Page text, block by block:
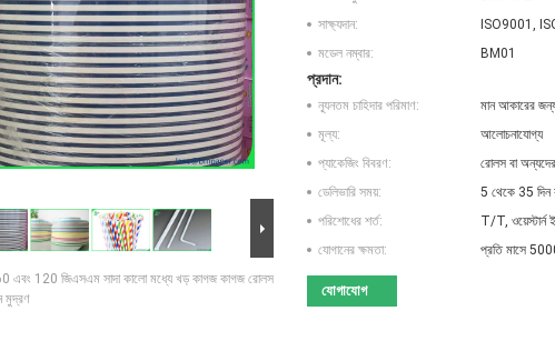
এবং 120 জিএসএম সাদা কালো মধ্যে খড় কাগজ কাগজ রোলস
মুদ্রণ
সাক্ষ্যদান:
ISO9001,
মডেল নম্বার:
BM01
প্রদান:
ন্যূনতম চাহিদার পরিমাণ:
মান আকারের
মূল্য:
আলোচনাযোগ্য
প্যাকেজিং বিবরণ:
রোলস বা
ডেলিভারি সময়:
5 থেকে 35 দিন
পরিশোধের শর্ত:
T/T, ওয়েস্টার্ন
যোগানের ক্ষমতা:
প্রতি মাসে
যোগাযোগ